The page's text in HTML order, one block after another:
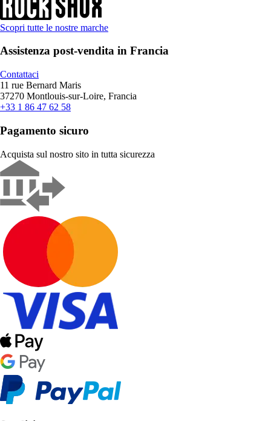
Scopri tutte le nostre marche
Assistenza post-vendita in Francia
Contattaci
11 rue Bernard Maris
37270 Montlouis-sur-Loire, Francia
+33 1 86 47 62 58
Pagamento sicuro
Acquista sul nostro sito in tutta sicurezza